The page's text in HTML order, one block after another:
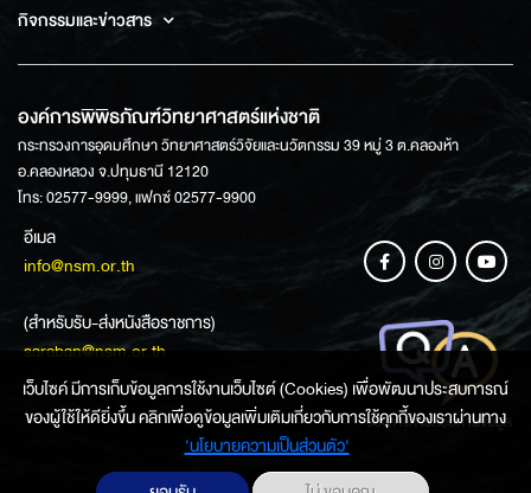
กิจกรรมและข่าวสาร
องค์การพิพิธภัณฑ์วิทยาศาสตร์แห่งชาติ
กระทรวงการอุดมศึกษา วิทยาศาสตร์วิจัยและนวัตกรรม 39 หมู่ 3 ต.คลองห้า
อ.คลองหลวง จ.ปทุมธานี 12120
โทร: 02577-9999, แฟกซ์ 02577-9900
อีเมล
info@nsm.or.th
(สำหรับรับ-ส่งหนังสือราชการ)
saraban@nsm.or.th
ช่องทางการสอบถามข้อมูล
เว็บไซค์ มีการเก็บข้อมูลการใช้งานเว็บไซต์ (Cookies) เพื่อพัฒนาประสบการณ์
ของผู้ใช้ให้ดียิ่งขึ้น คลิกเพื่อดูข้อมูลเพิ่มเติมเกี่ยวกับการใช้คุกกี้ของเราผ่านทาง
‘นโยบายความเป็นส่วนตัว'